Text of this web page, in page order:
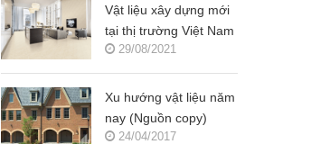
Vật liệu xây dựng mới
tại thị trường Việt Nam
(Nguồn copy)
29/08/2021
Xu hướng vật liệu năm
nay (Nguồn copy)
24/04/2017